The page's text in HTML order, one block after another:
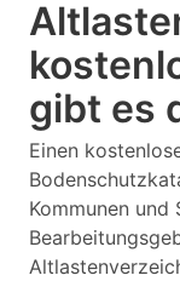
gibt es
Einen
Kommunen